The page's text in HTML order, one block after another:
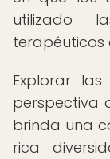
utilizado
terapéuticos
Explorar
perspectiva
brinda una
rica